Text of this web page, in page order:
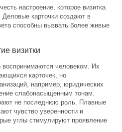
настроение, которое визитка
карточки создают в
способны вызвать более живые
визитки
человеком. Их
карточек, но
например, юридических
слабонасыщенным тонам.
не последнюю роль. Плавные
чувство уверенности и
углы стимулируют проявление